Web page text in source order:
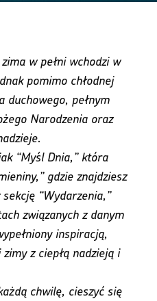
w pełni wchodzi w
pomimo chłodnej
duchowego, pełnym
Narodzenia oraz
“Myśl Dnia,” która
gdzie znajdziesz
“Wydarzenia,”
związanych z danym
inspiracją,
z ciepłą nadzieją i
chwilę, cieszyć się